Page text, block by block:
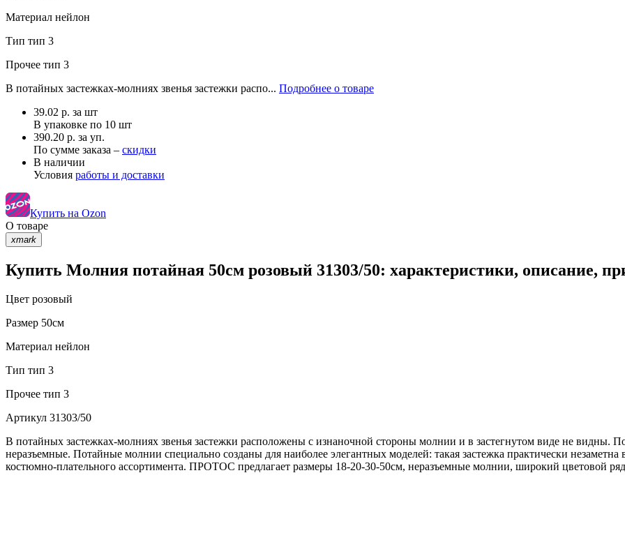
Материал нейлон
Тип тип 3
Прочее тип 3
В потайных застежках-молниях звенья застежки распо... Подробнее о товаре
39.02 р. за шт
В упаковке по 10 шт
390.20 р. за уп.
По сумме заказа – скидки
В наличии
Условия работы и доставки
Купить на Ozon
О товаре
xmark
Купить Молния потайная 50см розовый 31303/50: характеристики, описание,
Цвет розовый
Размер 50см
Материал нейлон
Тип тип 3
Прочее тип 3
Артикул 31303/50
В потайных застежках-молниях звенья застежки расположены с изнаночной стороны молнии и в застегнутом виде не видны.
неразъемные. Потайные молнии специально созданы для наиболее элегантных моделей: такая застежка практически
костюмно-плательного ассортимента. ПРОТОС предлагает размеры 18-20-30-50см, неразъемные молнии, широкий цветовой